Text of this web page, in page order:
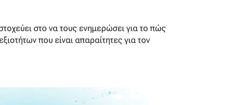
στο να τους ενημερώσει για το πώς
που είναι απαραίτητες για τον